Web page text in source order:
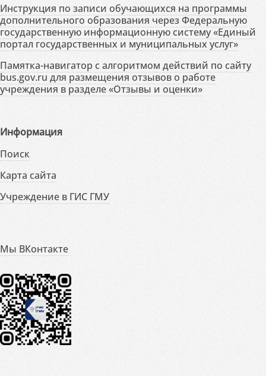
Инструкция по записи обучающихся на программы
дополнительного образования через Федеральную
государственную информационную систему «Единый
портал государственных и муниципальных услуг»
Памятка-навигатор с алгоритмом действий по сайту
bus.gov.ru для размещения отзывов о работе
учреждения в разделе «Отзывы и оценки»
Информация
Поиск
Карта сайта
Учреждение в ГИС ГМУ
Мы ВКонтакте